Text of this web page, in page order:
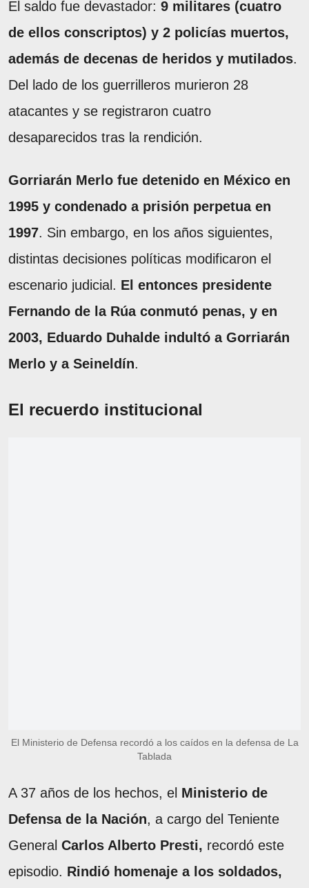
El saldo fue devastador: 9 militares (cuatro
de ellos conscriptos) y 2 policías muertos,
además de decenas de heridos y mutilados.
Del lado de los guerrilleros murieron 28
atacantes y se registraron cuatro
desaparecidos tras la rendición.
Gorriarán Merlo fue detenido en México en
1995 y condenado a prisión perpetua en
1997. Sin embargo, en los años siguientes,
distintas decisiones políticas modificaron el
escenario judicial. El entonces presidente
Fernando de la Rúa conmutó penas, y en
2003, Eduardo Duhalde indultó a Gorriarán
Merlo y a Seineldín.
El recuerdo institucional
El Ministerio de Defensa recordó a los caídos en la defensa de La
Tablada
A 37 años de los hechos, el Ministerio de
Defensa de la Nación, a cargo del Teniente
General Carlos Alberto Presti, recordó este
episodio. Rindió homenaje a los soldados,